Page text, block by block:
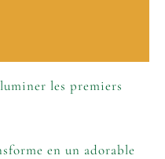
les premiers
en un adorable